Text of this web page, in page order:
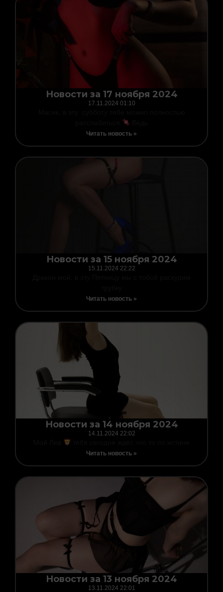
Новости за 17 ноября 2024
17.11.2024 01:10
Читать новость »
Новости за 15 ноября 2024
15.11.2024 22:22
Читать новость »
Новости за 14 ноября 2024
14.11.2024 22:02
Читать новость »
Новости за 13 ноября 2024
13.11.2024 22:01